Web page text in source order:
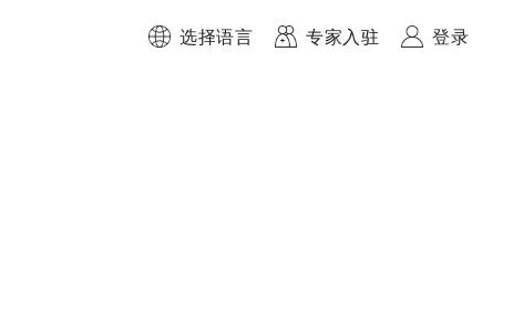
选择语言 专家入驻 登录